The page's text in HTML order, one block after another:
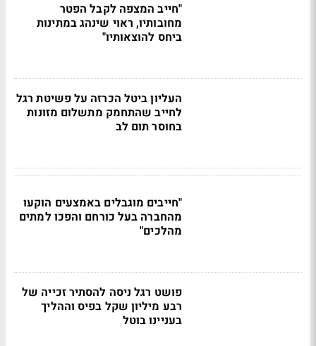
"חייב המצפה לקבל הפטר
מחובותיו, ראוי שינהג במתינות
ביחס להוצאותיו"
העליון ביטל הכרזה על פשיטת רגל
לחייב שהתחמק מתשלום מזונות
בחוסר תום לב
"חייבים מוגבלים באמצעים הוקעו
מהחברה בעל כורחם והפכו למתים
מהלכים"
פושט רגל ניסה להסתיר זכייה של
רבע מיליון שקל בפיס וההליך
בעניינו בוטל